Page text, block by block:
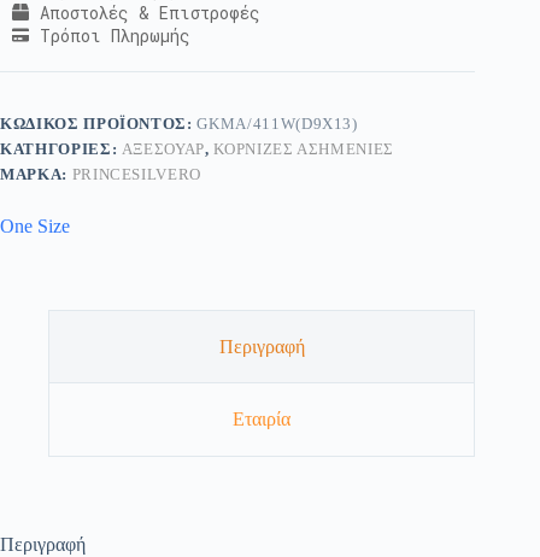
Αποστολές & Επιστροφές
Τρόποι Πληρωμής
ΚΩΔΙΚΌΣ ΠΡΟΪΌΝΤΟΣ:GKMA/411W(D9X13)
ΚΑΤΗΓΟΡΊΕΣ: ΑΞΕΣΟΥΆΡ,ΚΟΡΝΊΖΕΣ ΑΣΗΜΈΝΙΕΣ
ΜΆΡΚΑ: PRINCESILVERO
One Size
Περιγραφή
Εταιρία
Περιγραφή